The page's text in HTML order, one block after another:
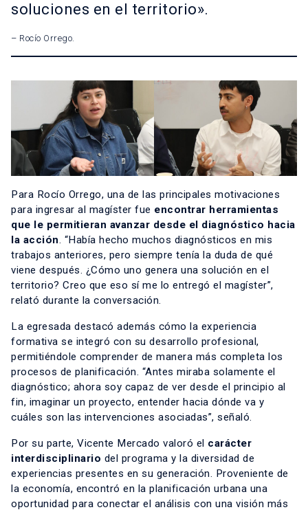
soluciones en el territorio».
– Rocío Orrego.
Para Rocío Orrego, una de las principales motivaciones
para ingresar al magíster fue encontrar herramientas
que le permitieran avanzar desde el diagnóstico hacia
la acción. “Había hecho muchos diagnósticos en mis
trabajos anteriores, pero siempre tenía la duda de qué
viene después. ¿Cómo uno genera una solución en el
territorio? Creo que eso sí me lo entregó el magíster”,
relató durante la conversación.
La egresada destacó además cómo la experiencia
formativa se integró con su desarrollo profesional,
permitiéndole comprender de manera más completa los
procesos de planificación. “Antes miraba solamente el
diagnóstico; ahora soy capaz de ver desde el principio al
fin, imaginar un proyecto, entender hacia dónde va y
cuáles son las intervenciones asociadas”, señaló.
Por su parte, Vicente Mercado valoró el carácter
interdisciplinario del programa y la diversidad de
experiencias presentes en su generación. Proveniente de
la economía, encontró en la planificación urbana una
oportunidad para conectar el análisis con una visión más